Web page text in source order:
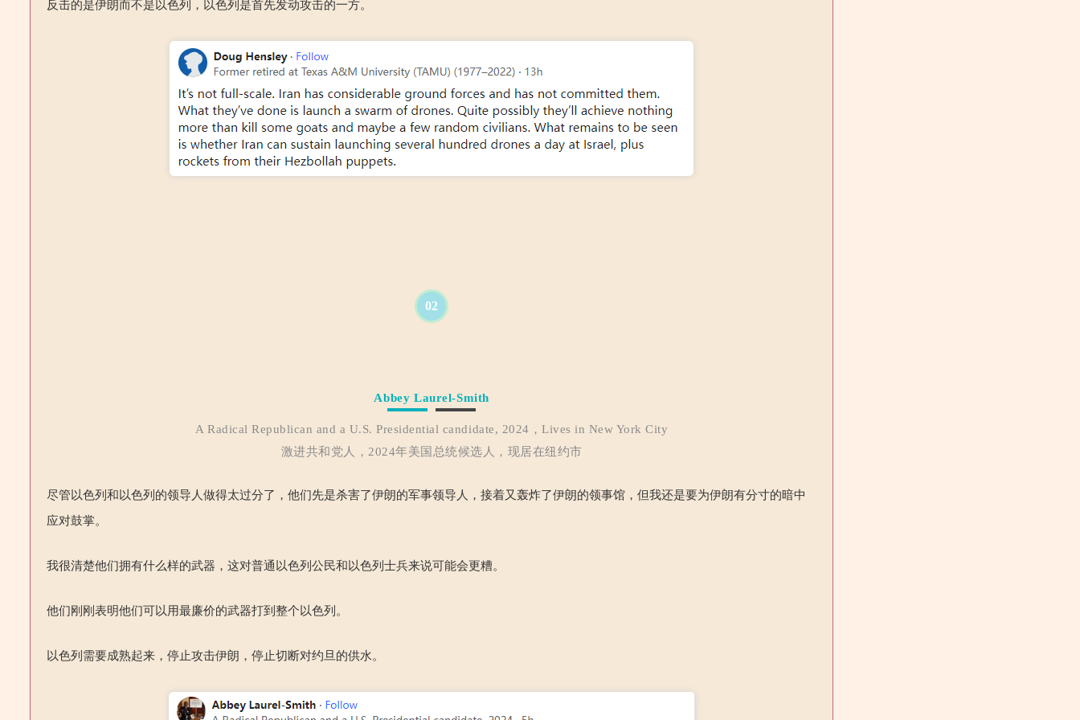
反击的是伊朗而不是以色列，以色列是首先发动攻击的一方。
02
Abbey Laurel-Smith
A Radical Republican and a U.S. Presidential candidate, 2024，Lives in New York City
激进共和党人，2024年美国总统候选人，现居在纽约市
尽管以色列和以色列的领导人做得太过分了，他们先是杀害了伊朗的军事领导人，接着又轰炸了伊朗的领事馆，但我还是要为伊朗有分寸的暗中
应对鼓掌。
我很清楚他们拥有什么样的武器，这对普通以色列公民和以色列士兵来说可能会更糟。
他们刚刚表明他们可以用最廉价的武器打到整个以色列。
以色列需要成熟起来，停止攻击伊朗，停止切断对约旦的供水。